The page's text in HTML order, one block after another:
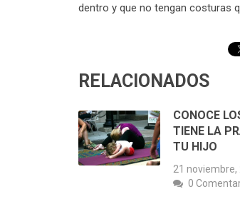
dentro y que no tengan costuras
RELACIONADOS
CONOCE
TIENE LA
TU HIJO
21 noviembre,
0